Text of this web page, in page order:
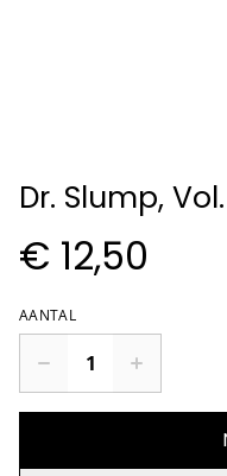
Dr. Slump,
€ 12,50
AANTAL